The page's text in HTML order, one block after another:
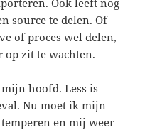
source te delen. Of
of proces wel delen,
op zit te wachten.
hoofd. Less is
Nu moet ik mijn
en mij weer